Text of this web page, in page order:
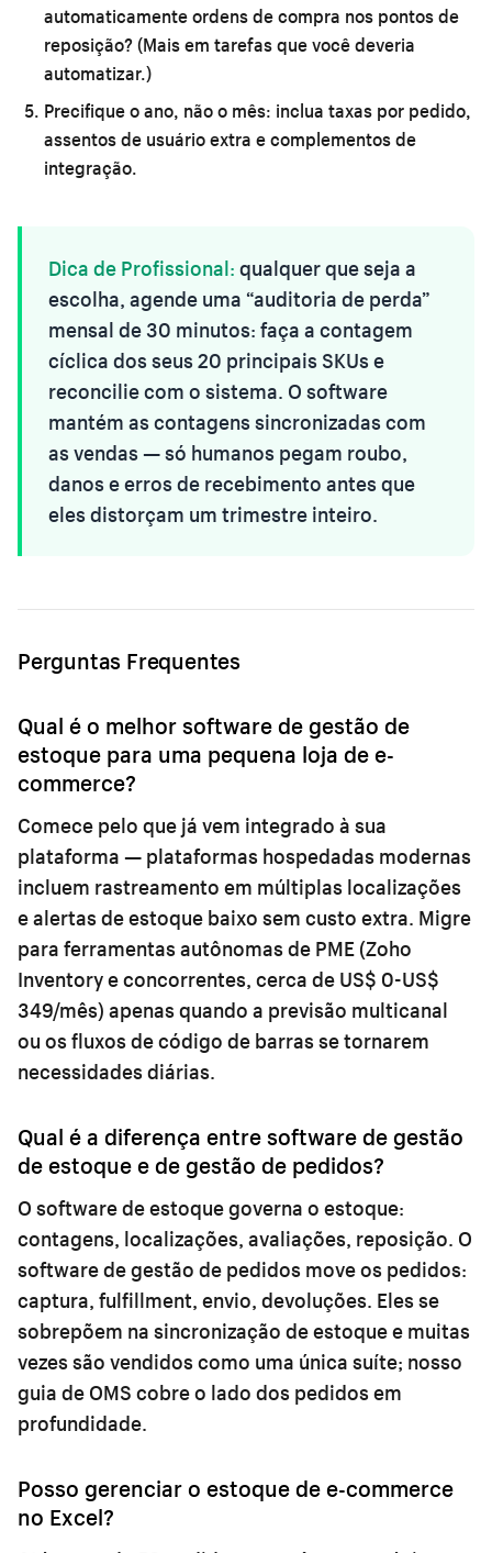
automaticamente ordens de compra nos pontos de
reposição? (Mais em tarefas que você deveria
automatizar.)
Precifique o ano, não o mês: inclua taxas por pedido,
assentos de usuário extra e complementos de
integração.
Dica de Profissional: qualquer que seja a
escolha, agende uma “auditoria de perda”
mensal de 30 minutos: faça a contagem
cíclica dos seus 20 principais SKUs e
reconcilie com o sistema. O software
mantém as contagens sincronizadas com
as vendas — só humanos pegam roubo,
danos e erros de recebimento antes que
eles distorçam um trimestre inteiro.
Perguntas Frequentes
Qual é o melhor software de gestão de
estoque para uma pequena loja de e-
commerce?
Comece pelo que já vem integrado à sua
plataforma — plataformas hospedadas modernas
incluem rastreamento em múltiplas localizações
e alertas de estoque baixo sem custo extra. Migre
para ferramentas autônomas de PME (Zoho
Inventory e concorrentes, cerca de US$ 0-US$
349/mês) apenas quando a previsão multicanal
ou os fluxos de código de barras se tornarem
necessidades diárias.
Qual é a diferença entre software de gestão
de estoque e de gestão de pedidos?
O software de estoque governa o estoque:
contagens, localizações, avaliações, reposição. O
software de gestão de pedidos move os pedidos:
captura, fulfillment, envio, devoluções. Eles se
sobrepõem na sincronização de estoque e muitas
vezes são vendidos como uma única suíte; nosso
guia de OMS cobre o lado dos pedidos em
profundidade.
Posso gerenciar o estoque de e-commerce
no Excel?